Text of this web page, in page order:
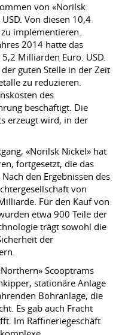
von «Norilsk
Von diesen 10,4
implementieren.
2014 hatte das
Milliarden Euro. USD.
guten Stelle in der Zeit
zu reduzieren.
des
beschäftigt. Die
erzeugt wird, in der
«Norilsk Nickel» hat
fortgesetzt, die das
den Ergebnissen des
von
Für den Kauf von
etwa 900 Teile der
trägt sowohl die
der
Scooptrams
stationäre Anlage
Bohranlage, die
Es gab auch Fracht
Im Raffineriegeschäft